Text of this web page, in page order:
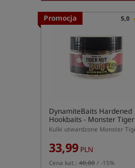
Promocja 5,0
DynamiteBaits Hardened
Hookbaits - Monster Tiger
Nut
33,99 PLN
Cena kat.: 40,00 / -15%